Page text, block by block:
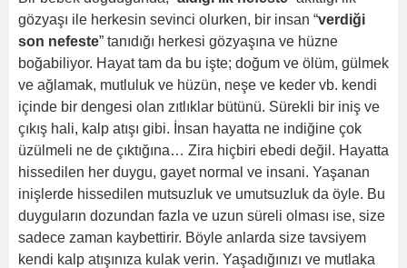
gözyaşı ile herkesin sevinci olurken, bir insan “verdiği
son nefeste” tanıdığı herkesi gözyaşına ve hüzne
boğabiliyor. Hayat tam da bu işte; doğum ve ölüm, gülmek
ve ağlamak, mutluluk ve hüzün, neşe ve keder vb. kendi
içinde bir dengesi olan zıtlıklar bütünü. Sürekli bir iniş ve
çıkış hali, kalp atışı gibi. İnsan hayatta ne indiğine çok
üzülmeli ne de çıktığına… Zira hiçbiri ebedi değil. Hayatta
hissedilen her duygu, gayet normal ve insani. Yaşanan
inişlerde hissedilen mutsuzluk ve umutsuzluk da öyle. Bu
duyguların dozundan fazla ve uzun süreli olması ise, size
sadece zaman kaybettirir. Böyle anlarda size tavsiyem
kendi kalp atışınıza kulak verin. Yaşadığınızı ve mutlaka